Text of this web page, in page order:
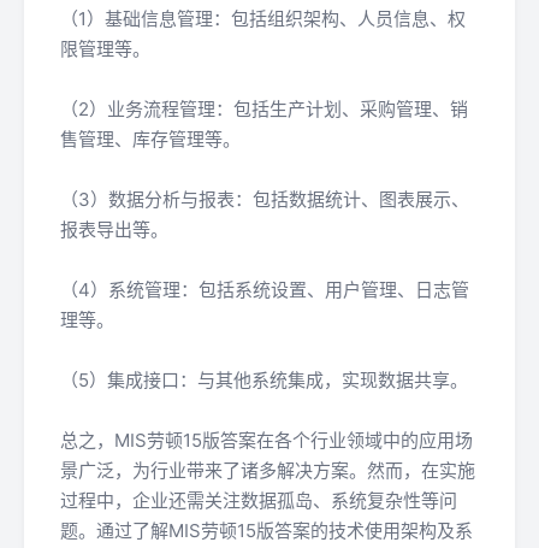
（1）基础信息管理：包括组织架构、人员信息、权
限管理等。
（2）业务流程管理：包括生产计划、采购管理、销
售管理、库存管理等。
（3）数据分析与报表：包括数据统计、图表展示、
报表导出等。
（4）系统管理：包括系统设置、用户管理、日志管
理等。
（5）集成接口：与其他系统集成，实现数据共享。
总之，MIS劳顿15版答案在各个行业领域中的应用场
景广泛，为行业带来了诸多解决方案。然而，在实施
过程中，企业还需关注数据孤岛、系统复杂性等问
题。通过了解MIS劳顿15版答案的技术使用架构及系